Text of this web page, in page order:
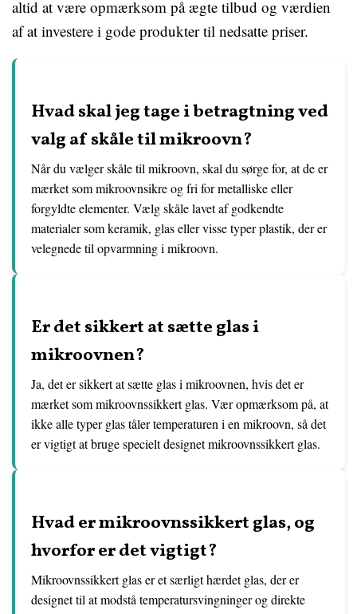
altid at være opmærksom på ægte tilbud og værdien
af at investere i gode produkter til nedsatte priser.
Hvad skal jeg tage i betragtning ved
valg af skåle til mikroovn?
Når du vælger skåle til mikroovn, skal du sørge for, at de er
mærket som mikroovnsikre og fri for metalliske eller
forgyldte elementer. Vælg skåle lavet af godkendte
materialer som keramik, glas eller visse typer plastik, der er
velegnede til opvarmning i mikroovn.
Er det sikkert at sætte glas i
mikroovnen?
Ja, det er sikkert at sætte glas i mikroovnen, hvis det er
mærket som mikroovnssikkert glas. Vær opmærksom på, at
ikke alle typer glas tåler temperaturen i en mikroovn, så det
er vigtigt at bruge specielt designet mikroovnssikkert glas.
Hvad er mikroovnssikkert glas, og
hvorfor er det vigtigt?
Mikroovnssikkert glas er et særligt hærdet glas, der er
designet til at modstå temperatursvingninger og direkte